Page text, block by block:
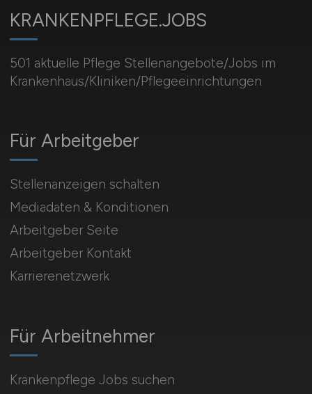
KRANKENPFLEGE.JOBS
501 aktuelle Pflege Stellenangebote/Jobs im
Krankenhaus/Kliniken/Pflegeeinrichtungen
Für Arbeitnehmer
Krankenpflege Jobs suchen
Für Arbeitgeber
Stellenanzeigen schalten
Mediadaten & Konditionen
Arbeitgeber Seite
Arbeitgeber Kontakt
Karrierenetzwerk